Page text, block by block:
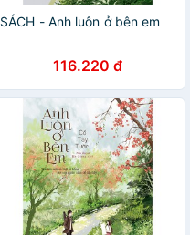
SÁCH - Anh luôn ở bên em
116.220 đ